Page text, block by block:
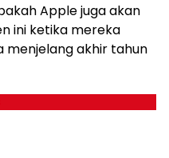
Apple juga akan
ini ketika mereka
menjelang akhir tahun